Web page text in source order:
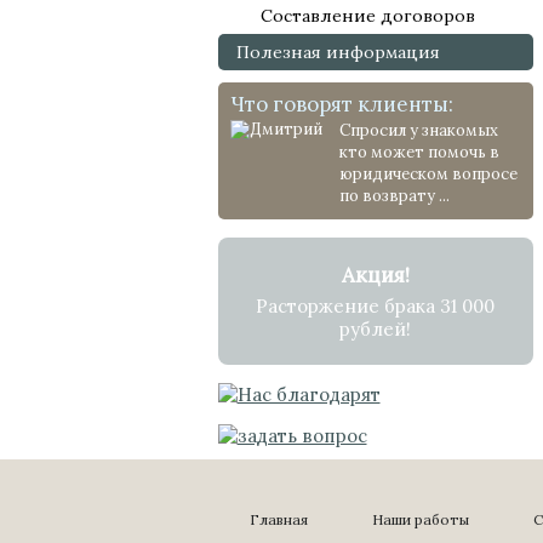
Составление договоров
Полезная информация
Что говорят клиенты:
Спросил у знакомых
кто может помочь в
юридическом вопросе
по возврату ...
Акция!
Расторжение брака 31 000
рублей!
Главная Наши работы